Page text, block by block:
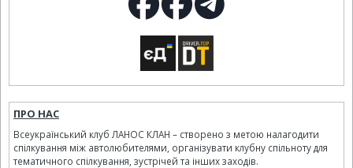
ПРО НАС
Всеукраїнський клуб ЛАНОС КЛАН – створено з метою налагодити
спілкування між автолюбителями, організувати клубну спільноту для
тематичного спілкування, зустрічей та інших заходів.